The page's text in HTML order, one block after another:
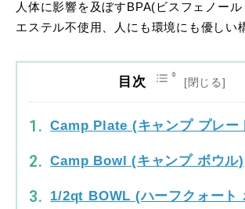
人体に影響を及ぼすBPA(ビスフェノー
エステル不使用、人にも環境にも優しい
目次
Camp Plate (キャンプ プレー
Camp Bowl (キャンプ ボウル)
1/2qt BOWL (ハーフクォート